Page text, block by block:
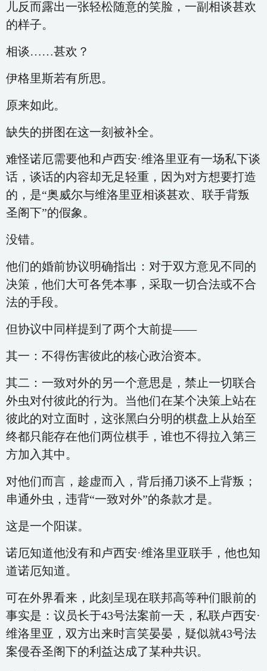
儿反而露出一张轻松随意的笑脸，一副相谈甚欢
的样子。
相谈……甚欢？
伊格里斯若有所思。
原来如此。
缺失的拼图在这一刻被补全。
难怪诺厄需要他和卢西安·维洛里亚有一场私下谈
话，谈话的内容却无足轻重，因为对方想要打造
的，是“奥威尔与维洛里亚相谈甚欢、联手背叛
圣阁下”的假象。
没错。
他们的婚前协议明确指出：对于双方意见不同的
决策，他们大可各凭本事，采取一切合法或不合
法的手段。
但协议中同样提到了两个大前提——
其一：不得伤害彼此的核心政治资本。
其二：一致对外的另一个意思是，禁止一切联合
外虫对付彼此的行为。当他们在某个决策上站在
彼此的对立面时，这张黑白分明的棋盘上从始至
终都只能存在他们两位棋手，谁也不得拉入第三
方加入其中。
对他们而言，趁虚而入，背后捅刀谈不上背叛；
串通外虫，违背“一致对外”的条款才是。
这是一个阳谋。
诺厄知道他没有和卢西安·维洛里亚联手，他也知
道诺厄知道。
可在外界看来，此刻呈现在联邦高等种们眼前的
事实是：议员长于43号法案前一天，私联卢西安·
维洛里亚，双方出来时言笑晏晏，疑似就43号法
案侵吞圣阁下的利益达成了某种共识。